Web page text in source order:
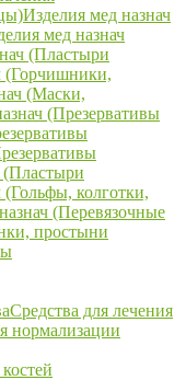
Изделия мед назнач
мед назнач
(Пластыри
(Горчишники,
(Маски,
(Презервативы
(Пластыри
(Гольфы, колготки,
(Перевязочные
простыни
Средства для лечения
нормализации